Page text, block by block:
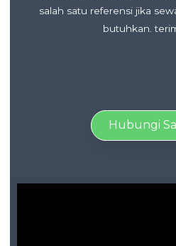
salah satu referensi jika
butuhkan.
Hubungi